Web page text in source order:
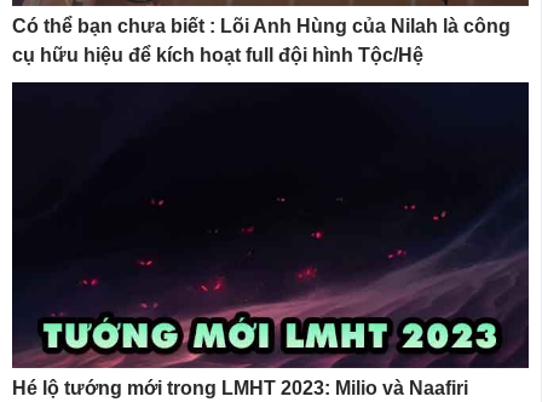
Có thể bạn chưa biết : Lõi Anh Hùng của Nilah là công
cụ hữu hiệu để kích hoạt full đội hình Tộc/Hệ
Hé lộ tướng mới trong LMHT 2023: Milio và Naafiri